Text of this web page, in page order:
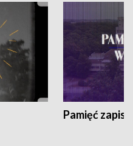
Pamięć